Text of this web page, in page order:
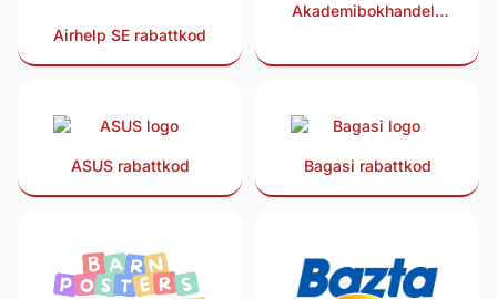
Airhelp SE rabattkod
Akademibokhandeln
ASUS rabattkod Bagasi rabattkod